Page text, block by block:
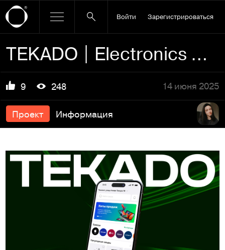
Войти Зарегистрироваться
TEKADO | Electronics Marketplace
9 248 14 июня 2025
Проект Информация